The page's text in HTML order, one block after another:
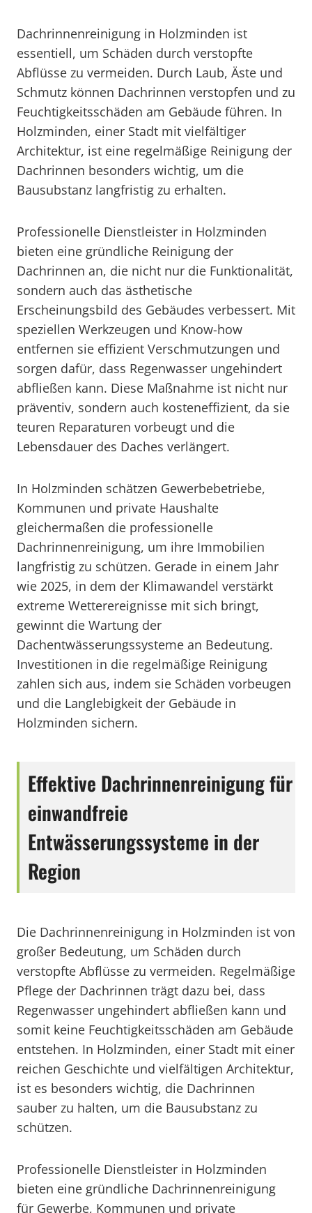
Dachrinnenreinigung in Holzminden ist
essentiell, um Schäden durch verstopfte
Abflüsse zu vermeiden. Durch Laub, Äste und
Schmutz können Dachrinnen verstopfen und zu
Feuchtigkeitsschäden am Gebäude führen. In
Holzminden, einer Stadt mit vielfältiger
Architektur, ist eine regelmäßige Reinigung der
Dachrinnen besonders wichtig, um die
Bausubstanz langfristig zu erhalten.
Professionelle Dienstleister in Holzminden
bieten eine gründliche Reinigung der
Dachrinnen an, die nicht nur die Funktionalität,
sondern auch das ästhetische
Erscheinungsbild des Gebäudes verbessert. Mit
speziellen Werkzeugen und Know-how
entfernen sie effizient Verschmutzungen und
sorgen dafür, dass Regenwasser ungehindert
abfließen kann. Diese Maßnahme ist nicht nur
präventiv, sondern auch kosteneffizient, da sie
teuren Reparaturen vorbeugt und die
Lebensdauer des Daches verlängert.
In Holzminden schätzen Gewerbebetriebe,
Kommunen und private Haushalte
gleichermaßen die professionelle
Dachrinnenreinigung, um ihre Immobilien
langfristig zu schützen. Gerade in einem Jahr
wie 2025, in dem der Klimawandel verstärkt
extreme Wetterereignisse mit sich bringt,
gewinnt die Wartung der
Dachentwässerungssysteme an Bedeutung.
Investitionen in die regelmäßige Reinigung
zahlen sich aus, indem sie Schäden vorbeugen
und die Langlebigkeit der Gebäude in
Holzminden sichern.
Effektive Dachrinnenreinigung für
einwandfreie
Entwässerungssysteme in der
Region
Die Dachrinnenreinigung in Holzminden ist von
großer Bedeutung, um Schäden durch
verstopfte Abflüsse zu vermeiden. Regelmäßige
Pflege der Dachrinnen trägt dazu bei, dass
Regenwasser ungehindert abfließen kann und
somit keine Feuchtigkeitsschäden am Gebäude
entstehen. In Holzminden, einer Stadt mit einer
reichen Geschichte und vielfältigen Architektur,
ist es besonders wichtig, die Dachrinnen
sauber zu halten, um die Bausubstanz zu
schützen.
Professionelle Dienstleister in Holzminden
bieten eine gründliche Dachrinnenreinigung
für Gewerbe, Kommunen und private